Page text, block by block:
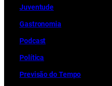
Juventude
Gastronomia
Podcast
Política
Previsão do Tempo